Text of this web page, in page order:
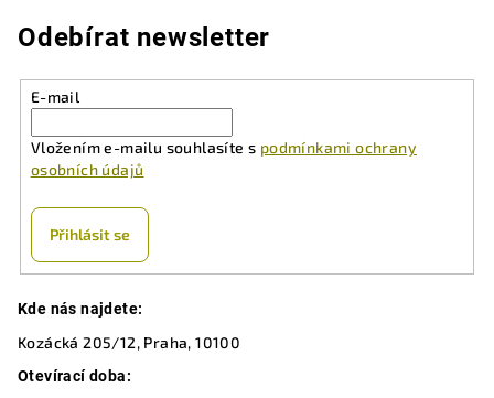
Odebírat newsletter
E-mail
Vložením e-mailu souhlasíte s podmínkami ochrany
osobních údajů
Přihlásit se
Kde nás najdete:
Kozácká 205/12, Praha, 10100
Otevírací doba: